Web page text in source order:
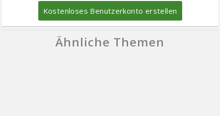
Kostenloses Benutzerkonto erstellen
Ähnliche Themen